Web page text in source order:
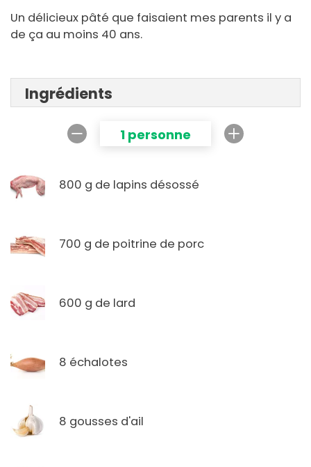
Un délicieux pâté que faisaient mes parents il y a
de ça au moins 40 ans.
Ingrédients
1 personne
800 g de lapins désossé
700 g de poitrine de porc
600 g de lard
8 échalotes
8 gousses d'ail